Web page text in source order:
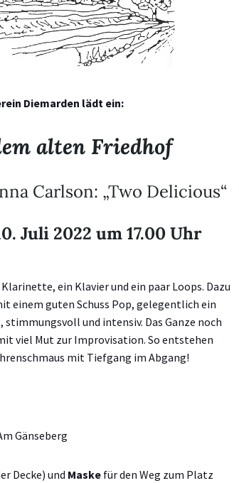
Diemarden lädt ein:
alten Friedhof
Carlson: „Two Delicious“
Juli 2022 um 17.00 Uhr
ein Klavier und ein paar Loops. Dazu
einem guten Schuss Pop, gelegentlich ein
und intensiv. Das Ganze noch
viel Mut zur Improvisation. So entstehen
mit Tiefgang im Abgang!
Gänseberg
Decke) und Maske für den Weg zum Platz